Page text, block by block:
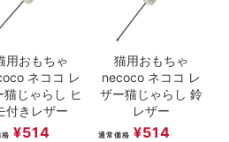
用おもちゃ
ネココ レ
猫じゃらし ヒ
付きレザー
格 ¥514
猫用おもちゃ
necoco ネココ レ
ザー猫じゃらし 鈴
レザー
通常価格 ¥514